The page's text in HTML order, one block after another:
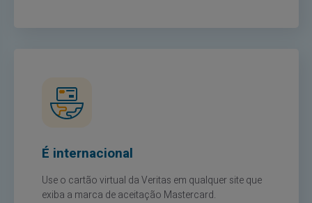
É internacional
Use o cartão virtual da Veritas em qualquer site que
exiba a marca de aceitação Mastercard.